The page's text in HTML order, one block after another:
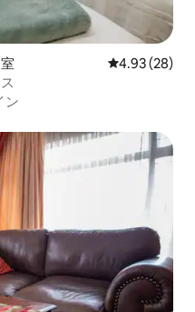
レビュー28
4.93 (28)
ン